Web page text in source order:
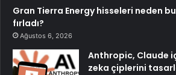
Gran Tierra Energy hisseleri neden
fırladı?
Ağustos 6, 2026
Anthropic, Claude
zeka çiplerini